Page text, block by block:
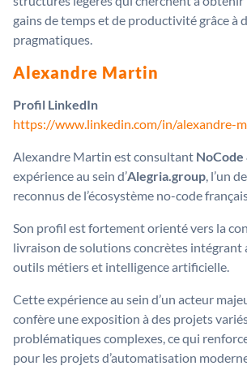
gains de temps et de productivité grâce à
pragmatiques.
Alexandre Martin
Profil LinkedIn
https://www.linkedin.com/in/alexandre-
Alexandre Martin est consultant NoCode
expérience au sein d’Alegria.group, l’un
reconnus de l’écosystème no-code
Son profil est fortement orienté vers la
livraison de solutions concrètes
outils métiers et intelligence artificielle.
Cette expérience au sein d’un acteur
confère une exposition à des projets
problématiques complexes, ce qui
pour les projets d’automatisation